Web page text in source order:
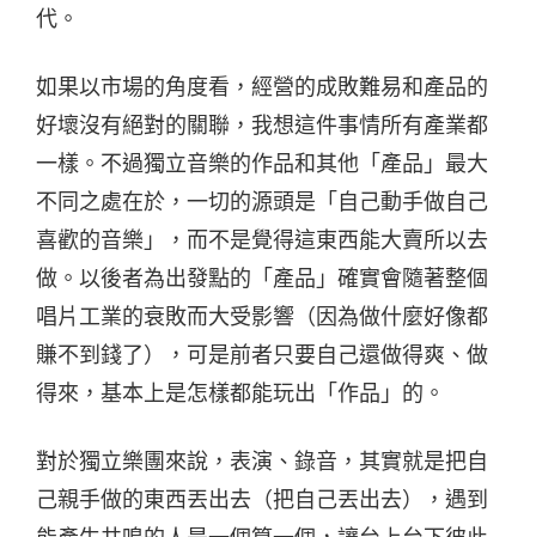
代。
如果以市場的角度看，經營的成敗難易和產品的
好壞沒有絕對的關聯，我想這件事情所有產業都
一樣。不過獨立音樂的作品和其他「產品」最大
不同之處在於，一切的源頭是「自己動手做自己
喜歡的音樂」，而不是覺得這東西能大賣所以去
做。以後者為出發點的「產品」確實會隨著整個
唱片工業的衰敗而大受影響（因為做什麼好像都
賺不到錢了），可是前者只要自己還做得爽、做
得來，基本上是怎樣都能玩出「作品」的。
對於獨立樂團來說，表演、錄音，其實就是把自
己親手做的東西丟出去（把自己丟出去），遇到